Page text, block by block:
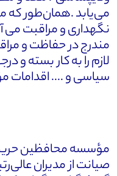
می‌یابد .همان‌طور
نگهداری و مراقبت می
مندرج در حفاظت و
لازم را به کار بسته و
سیاسی و .... اقدامات
مؤسسه محافظین
صیانت از مدیران